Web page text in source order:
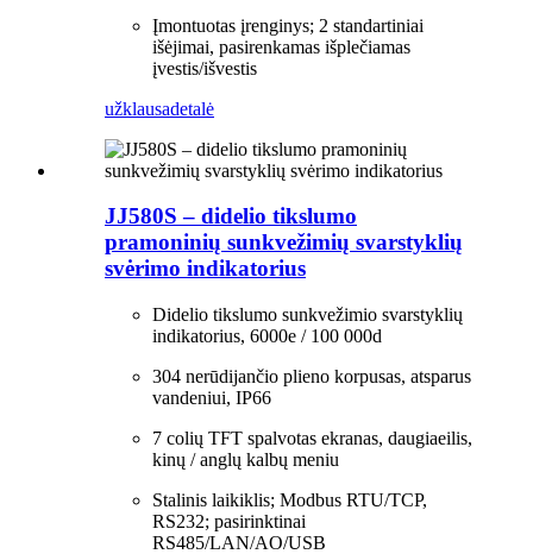
Įmontuotas įrenginys; 2 standartiniai
išėjimai, pasirenkamas išplečiamas
įvestis/išvestis
užklausadetalė
JJ580S – didelio tikslumo
pramoninių sunkvežimių svarstyklių
svėrimo indikatorius
Didelio tikslumo sunkvežimio svarstyklių
indikatorius, 6000e / 100 000d
304 nerūdijančio plieno korpusas, atsparus
vandeniui, IP66
7 colių TFT spalvotas ekranas, daugiaeilis,
kinų / anglų kalbų meniu
Stalinis laikiklis; Modbus RTU/TCP,
RS232; pasirinktinai
RS485/LAN/AO/USB